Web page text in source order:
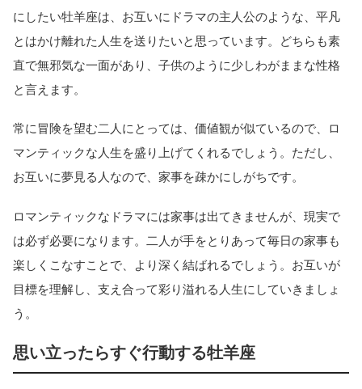
にしたい牡羊座は、お互いにドラマの主人公のような、平凡
とはかけ離れた人生を送りたいと思っています。どちらも素
直で無邪気な一面があり、子供のように少しわがままな性格
と言えます。
常に冒険を望む二人にとっては、価値観が似ているので、ロ
マンティックな人生を盛り上げてくれるでしょう。ただし、
お互いに夢見る人なので、家事を疎かにしがちです。
ロマンティックなドラマには家事は出てきませんが、現実で
は必ず必要になります。二人が手をとりあって毎日の家事も
楽しくこなすことで、より深く結ばれるでしょう。お互いが
目標を理解し、支え合って彩り溢れる人生にしていきましょ
う。
思い立ったらすぐ行動する牡羊座